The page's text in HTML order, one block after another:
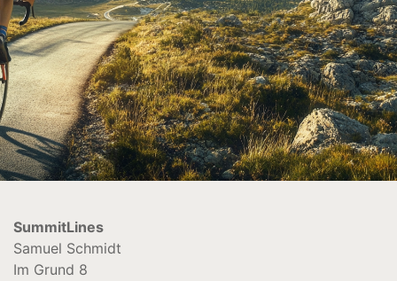
SummitLines
Samuel Schmidt
Im Grund 8